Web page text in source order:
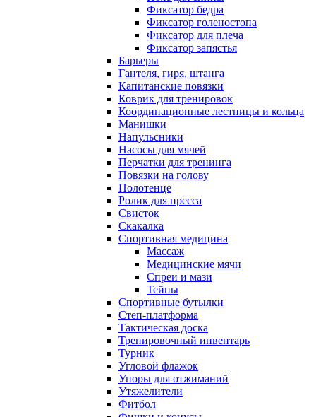
Фиксатор бедра
Фиксатор голеностопа
Фиксатор для плеча
Фиксатор запястья
Барьеры
Гантеля, гиря, штанга
Капитанские повязки
Коврик для тренировок
Координационные лестницы и кольца
Манишки
Напульсники
Насосы для мячей
Перчатки для тренинга
Повязки на голову
Полотенце
Ролик для пресса
Свисток
Скакалка
Спортивная медицина
Массаж
Медицинские мячи
Спреи и мази
Тейпы
Спортивные бутылки
Степ-платформа
Тактическая доска
Тренировочный инвентарь
Турник
Угловой флажок
Упоры для отжиманий
Утяжелители
Фитбол